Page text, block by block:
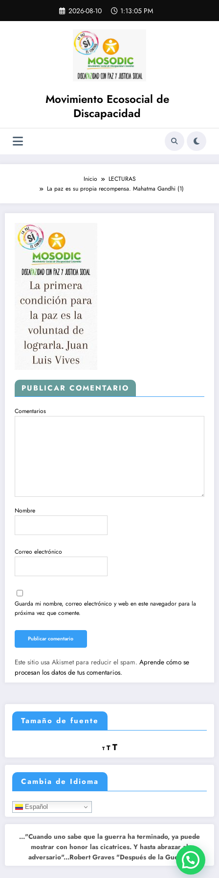
contenido
2026-08-10 1:13:05 PM
Movimiento Ecosocial de
Discapacidad
Inicio
LECTURAS
La paz es su propia recompensa. Mahatma Gandhi (1)
PUBLICAR COMENTARIO
Comentarios
Nombre
Correo electrónico
Guarda mi nombre, correo electrónico y web en este navegador para la
próxima vez que comente.
Este sitio usa Akismet para reducir el spam. Aprende cómo se
procesan los datos de tus comentarios.
Tamaño de fuente
T
Reducir
tamaño
de
fuente.
TRestablecer
de
TAumentar
tamaño
fuente.
Cambia de Idioma
Español
..."Cuando uno sabe que la guerra ha terminado, ya puede
mostrar con honor las cicatrices. Y hasta abrazar al
adversario"...Robert Graves "Después de la Guerra"